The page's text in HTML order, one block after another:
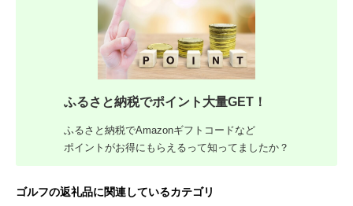
ふるさと納税でポイント大量GET！
ふるさと納税でAmazonギフトコードなど
ポイントがお得にもらえるって知ってましたか？
ゴルフの返礼品に関連しているカテゴリ